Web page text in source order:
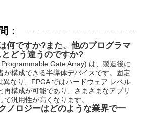
：
何ですか?また、他のプログラマ
どう違うのですか?
Gate Array) は、製造後に
が構成できる半導体デバイスです。固定
異なり、FPGA ではハードウェア レベル
再構成が可能であり、さまざまなアプリ
汎用性が高くなります。
ノロジーはどのような業界で一